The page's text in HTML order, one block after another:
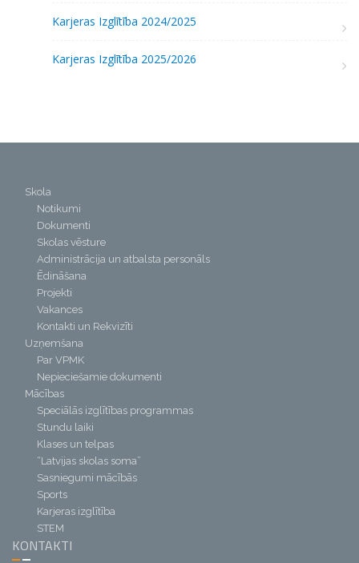
Karjeras Izglītība 2024/2025
Karjeras Izglītība 2025/2026
Skola
Notikumi
Dokumenti
Skolas vēsture
Administrācija un atbalsta personāls
Ēdināšana
Projekti
Vakances
Kontakti un Rekvizīti
Uzņemšana
Par VPMK
Nepieciešamie dokumenti
Mācības
Speciālās izglītības programmas
Stundu laiki
Klases un telpas
“Latvijas skolas soma”
Sasniegumi mācībās
Sports
Karjeras izglītība
STEM
KONTAKTI